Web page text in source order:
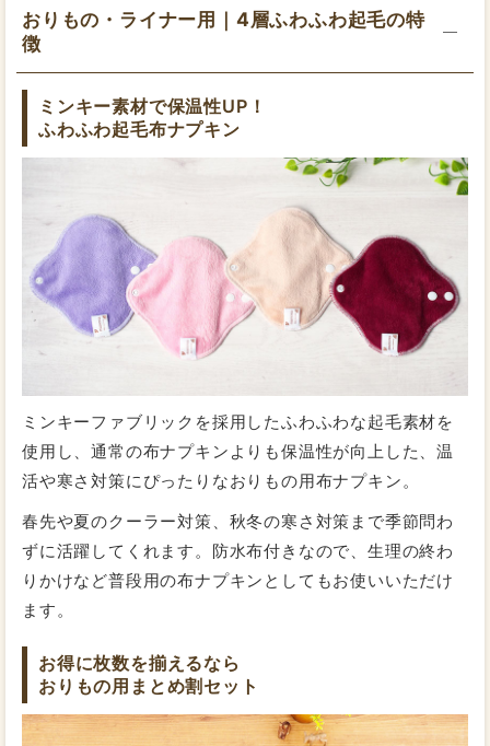
【紙ナプキンの場合】
昼用：21～25cm
夜用：40cm
量が少ないスタッフW
【紙ナプキンの場合】
昼用：22cm
夜用：33~36cm
交換目安：2～3時間
量が多いスタッフK
【紙ナプキンの場合】
おりもの・ライナー用｜4層ふわふわ起毛の特
徴
ミンキー素材で保温性UP！
ふわふわ起毛布ナプキン
ミンキーファブリックを採用したふわふわな起毛素材を
使用し、通常の布ナプキンよりも保温性が向上した、温
活や寒さ対策にぴったりなおりもの用布ナプキン。
春先や夏のクーラー対策、秋冬の寒さ対策まで季節問わ
ずに活躍してくれます。防水布付きなので、生理の終わ
りかけなど普段用の布ナプキンとしてもお使いいただけ
ます。
お得に枚数を揃えるなら
おりもの用まとめ割セット